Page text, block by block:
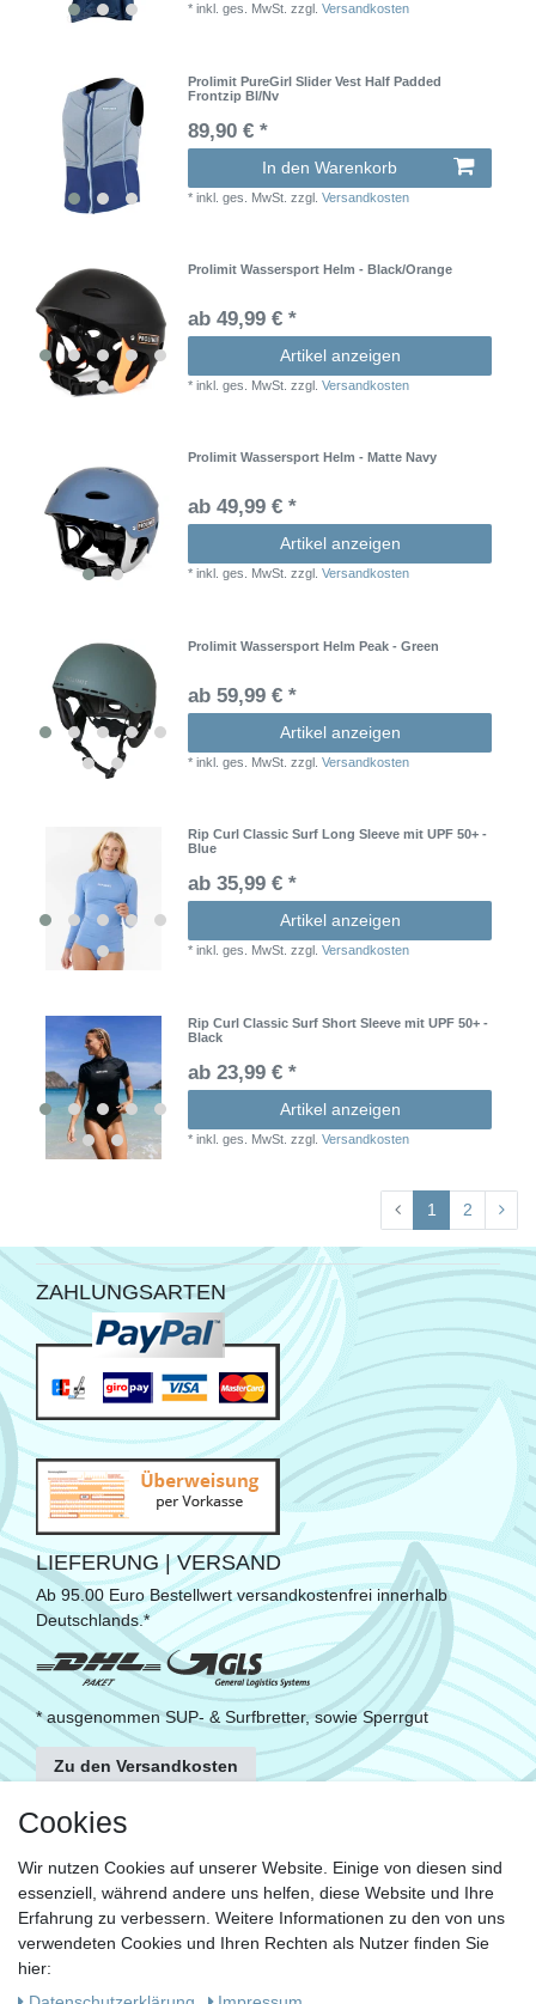
*inkl. ges. MwSt. zzgl.Versandkosten
Prolimit PureGirl Slider Vest Half Padded
Frontzip Bl/Nv
89,90 € *
In den Warenkorb
*inkl. ges. MwSt. zzgl.Versandkosten
Prolimit Wassersport Helm - Black/Orange
ab 49,99 € *
Artikel anzeigen
*inkl. ges. MwSt. zzgl.Versandkosten
Prolimit Wassersport Helm - Matte Navy
ab 49,99 € *
Artikel anzeigen
*inkl. ges. MwSt. zzgl.Versandkosten
Prolimit Wassersport Helm Peak - Green
ab 59,99 € *
Artikel anzeigen
*inkl. ges. MwSt. zzgl.Versandkosten
Rip Curl Classic Surf Long Sleeve mit UPF 50+ -
Blue
ab 35,99 € *
Artikel anzeigen
*inkl. ges. MwSt. zzgl.Versandkosten
Rip Curl Classic Surf Short Sleeve mit UPF 50+ -
Black
ab 23,99 € *
Artikel anzeigen
*inkl. ges. MwSt. zzgl.Versandkosten
1 2
ZAHLUNGSARTEN
LIEFERUNG | VERSAND
Ab 95.00 Euro Bestellwert versandkostenfrei innerhalb
Deutschlands.*
* ausgenommen SUP- & Surfbretter, sowie Sperrgut
Zu den Versandkosten
FOLGE UNS
KONTAKT
Fragen?
Ruf uns an, mein Team und ich helfen Dir gerne.
Cookies
Wir nutzen Cookies auf unserer Website. Einige von diesen sind
essenziell, während andere uns helfen, diese Website und Ihre
Erfahrung zu verbessern. Weitere Informationen zu den von uns
verwendeten Cookies und Ihren Rechten als Nutzer finden Sie
hier: